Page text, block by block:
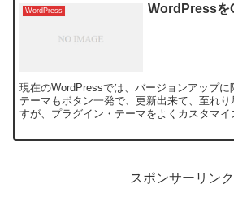
WordPress WordPressを
現在のWordPressでは、バージョンアップに
テーマもボタン一発で、更新出来て、至れ
すが、プラグイン・テーマをよくカスタマイ
スポンサーリンク